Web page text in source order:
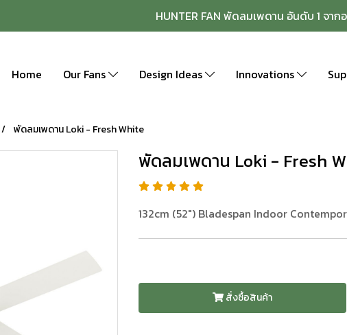
HUNTER FAN พัดลมเพดาน อันดับ 1 จาก
Home Our Fans Design Ideas Innovations
พัดลมเพดาน Loki - Fresh White
พัดลมเพดาน Loki - Fresh
132cm (52") Bladespan Indoor
สั่งซื้อสินค้า